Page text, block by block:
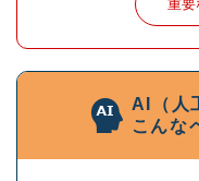
重要
AI（人
こんな